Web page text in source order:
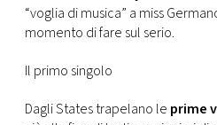
CONSIGLIA
“voglia di musica” a miss
momento di fare sul serio.
Il primo singolo
Dagli States trapelano le prime